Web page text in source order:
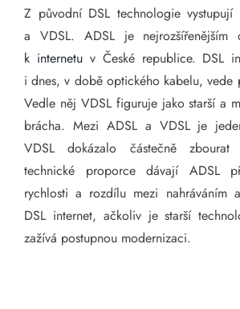
Z původní DSL technologie vystupují
a VDSL. ADSL je nejrozšířenějším
k internetuv České republice. DSL
i dnes, v době optického kabelu, vede
Vedle něj VDSL figuruje jako starší a
brácha. Mezi ADSL a VDSL je
VDSL dokázalo částečně zbourat
technické proporce dávají ADSL
rychlosti a rozdílu mezi nahráváním
DSL internet, ačkoliv je starší
zažívá postupnou modernizaci.